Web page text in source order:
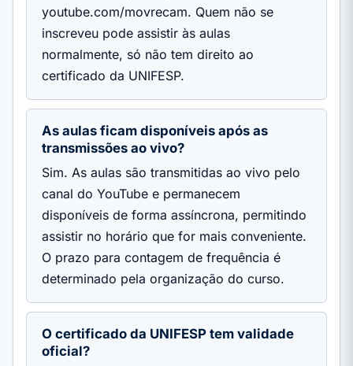
youtube.com/movrecam. Quem não se
inscreveu pode assistir às aulas
normalmente, só não tem direito ao
certificado da UNIFESP.
As aulas ficam disponíveis após as
transmissões ao vivo?
Sim. As aulas são transmitidas ao vivo pelo
canal do YouTube e permanecem
disponíveis de forma assíncrona, permitindo
assistir no horário que for mais conveniente.
O prazo para contagem de frequência é
determinado pela organização do curso.
O certificado da UNIFESP tem validade
oficial?